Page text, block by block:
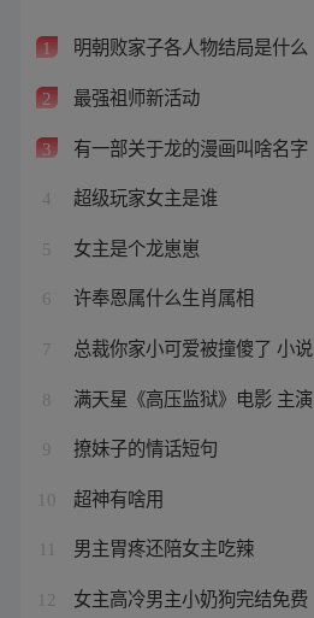
1 明朝败家子各人物结局是什么
2 最强祖师新活动
3 有一部关于龙的漫画叫啥名字
4 超级玩家女主是谁
5 女主是个龙崽崽
6 许奉恩属什么生肖属相
7 总裁你家小可爱被撞傻了 小说
8 满天星《高压监狱》电影 主演
9 撩妹子的情话短句
10 超神有啥用
男主胃疼还陪女主吃辣
12 女主高冷男主小奶狗完结免费